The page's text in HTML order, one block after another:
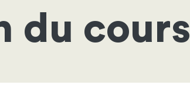
du cours